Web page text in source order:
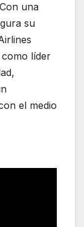
una
su
líder
el medio